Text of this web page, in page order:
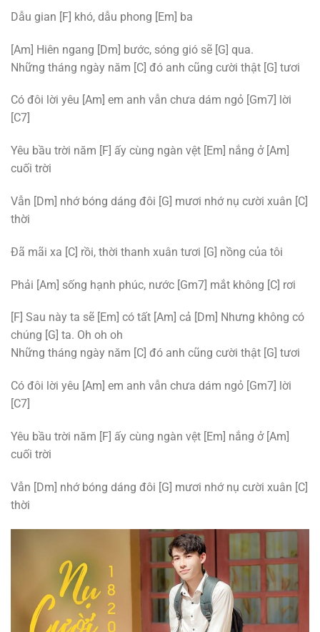
Dẫu gian [F] khó, dẫu phong [Em] ba
[Am] Hiên ngang [Dm] bước, sóng gió sẽ [G] qua.
Những tháng ngày năm [C] đó anh cũng cười thật [G] tươi
Có đôi lời yêu [Am] em anh vẫn chưa dám ngỏ [Gm7] lời
[C7]
Yêu bầu trời năm [F] ấy cùng ngàn vệt [Em] nắng ở [Am]
cuối trời
Vẫn [Dm] nhớ bóng dáng đôi [G] mươi nhớ nụ cười xuân [C]
thời
Đã mãi xa [C] rồi, thời thanh xuân tươi [G] nồng của tôi
Phải [Am] sống hạnh phúc, nước [Gm7] mắt không [C] rơi
[F] Sau này ta sẽ [Em] có tất [Am] cả [Dm] Nhưng không có
chúng [G] ta. Oh oh oh
Những tháng ngày năm [C] đó anh cũng cười thật [G] tươi
Có đôi lời yêu [Am] em anh vẫn chưa dám ngỏ [Gm7] lời
[C7]
Yêu bầu trời năm [F] ấy cùng ngàn vệt [Em] nắng ở [Am]
cuối trời
Vẫn [Dm] nhớ bóng dáng đôi [G] mươi nhớ nụ cười xuân [C]
thời